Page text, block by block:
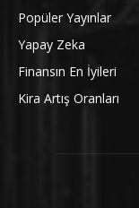
Popüler Yayınlar
Yapay Zeka
Finansın En İyileri
Kira Artış Oranları